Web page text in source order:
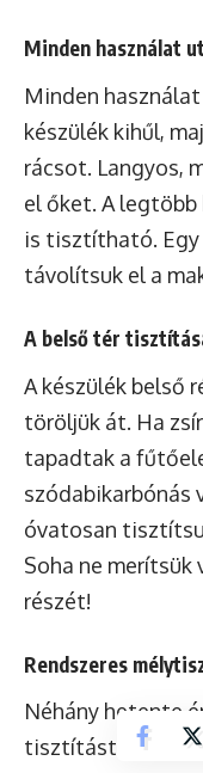
Minden használat
Minden
készülék kihűl,
rácsot. Langyos,
el őket. A
is tisztítható. Egy
távolítsuk el a
A belső tér
A készülék belső
töröljük át. Ha
tapadtak a
óvatosan
Soha ne merítsük
részét!
Rendszeres
Néhány hetente
tisztítást végezni.